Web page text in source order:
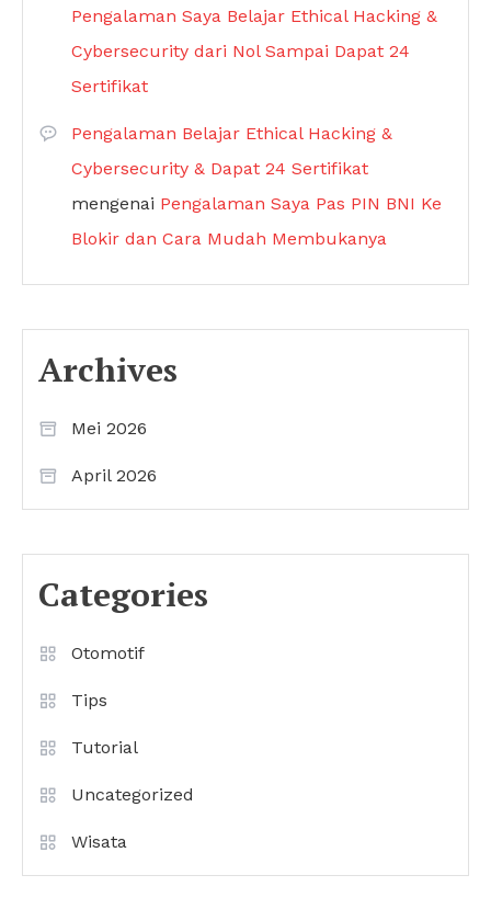
Pengalaman Saya Belajar Ethical Hacking &
Cybersecurity dari Nol Sampai Dapat 24
Sertifikat
Pengalaman Belajar Ethical Hacking &
Cybersecurity & Dapat 24 Sertifikat
mengenai Pengalaman Saya Pas PIN BNI Ke
Blokir dan Cara Mudah Membukanya
Archives
Mei 2026
April 2026
Categories
Otomotif
Tips
Tutorial
Uncategorized
Wisata